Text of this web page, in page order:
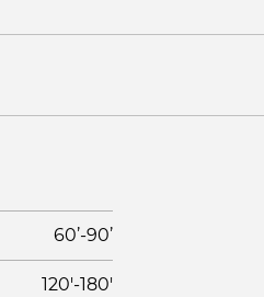
60’-90’
120'-180'